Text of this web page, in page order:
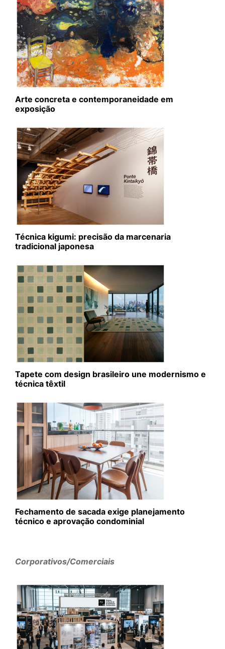
Arte concreta e contemporaneidade em
exposição
Técnica kigumi: precisão da marcenaria
tradicional japonesa
Tapete com design brasileiro une modernismo e
técnica têxtil
Fechamento de sacada exige planejamento
técnico e aprovação condominial
Corporativos/Comerciais